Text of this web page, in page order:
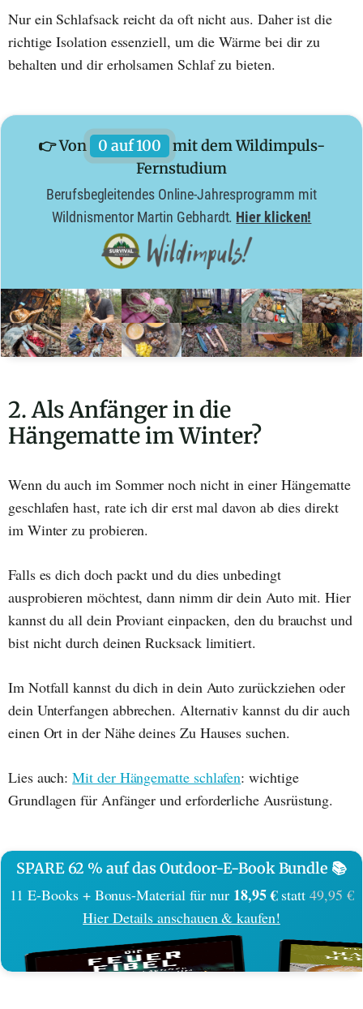
Nur ein Schlafsack reicht da oft nicht aus. Daher ist die
richtige Isolation essenziell, um die Wärme bei dir zu
behalten und dir erholsamen Schlaf zu bieten.
👉 Von 0 auf 100
mit dem Wildimpuls-
Fernstudium
Berufsbegleitendes Online-Jahresprogramm mit
Wildnismentor Martin Gebhardt. Hier klicken!
2. Als Anfänger in die
Hängematte im Winter?
Wenn du auch im Sommer noch nicht in einer Hängematte
geschlafen hast, rate ich dir erst mal davon ab dies direkt
im Winter zu probieren.
Falls es dich doch packt und du dies unbedingt
ausprobieren möchtest, dann nimm dir dein Auto mit. Hier
kannst du all dein Proviant einpacken, den du brauchst und
bist nicht durch deinen Rucksack limitiert.
Im Notfall kannst du dich in dein Auto zurückziehen oder
dein Unterfangen abbrechen. Alternativ kannst du dir auch
einen Ort in der Nähe deines Zu Hauses suchen.
Lies auch:Mit der Hängematte schlafen: wichtige
Grundlagen für Anfänger und erforderliche Ausrüstung.
SPARE 62 % auf das Outdoor-E-Book Bundle 📚
11 E-Books + Bonus-Material für nur 18,95 €statt 49,95 €
Hier Details anschauen & kaufen!